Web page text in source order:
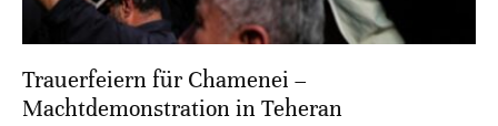
Trauerfeiern für Chamenei –
Machtdemonstration in Teheran